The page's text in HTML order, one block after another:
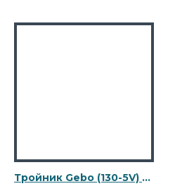
Тройник Gebo (130-5V) 3/4 ВР(г) х 3/4 ВР(г) х 3/4 ВР(г) чугунный оцинкованный